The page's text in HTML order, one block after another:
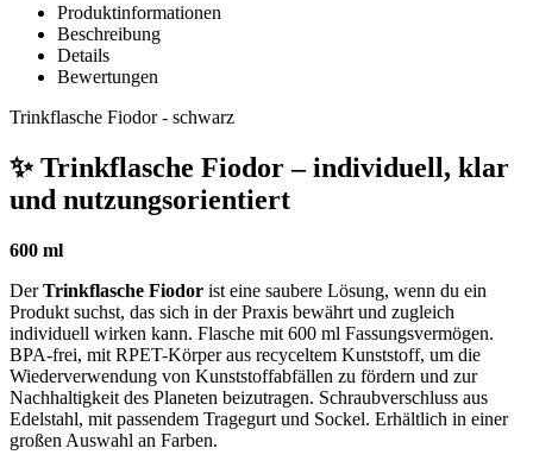
Produktinformationen
Beschreibung
Details
Bewertungen
Trinkflasche Fiodor - schwarz
✨ Trinkflasche Fiodor – individuell, klar
und nutzungsorientiert
600 ml
DerTrinkflasche Fiodor ist eine saubere Lösung, wenn du ein
Produkt suchst, das sich in der Praxis bewährt und zugleich
individuell wirken kann. Flasche mit 600 ml Fassungsvermögen.
BPA-frei, mit RPET-Körper aus recyceltem Kunststoff, um die
Wiederverwendung von Kunststoffabfällen zu fördern und zur
Nachhaltigkeit des Planeten beizutragen. Schraubverschluss aus
Edelstahl, mit passendem Tragegurt und Sockel. Erhältlich in einer
großen Auswahl an Farben.